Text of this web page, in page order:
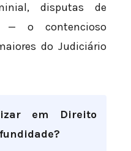
disputas de
— o contencioso
do Judiciário
em Direito